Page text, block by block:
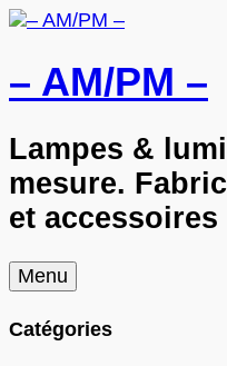
– AM/PM –
Lampes &
mesure.
et accessoires
Menu Skip
to
Catégories